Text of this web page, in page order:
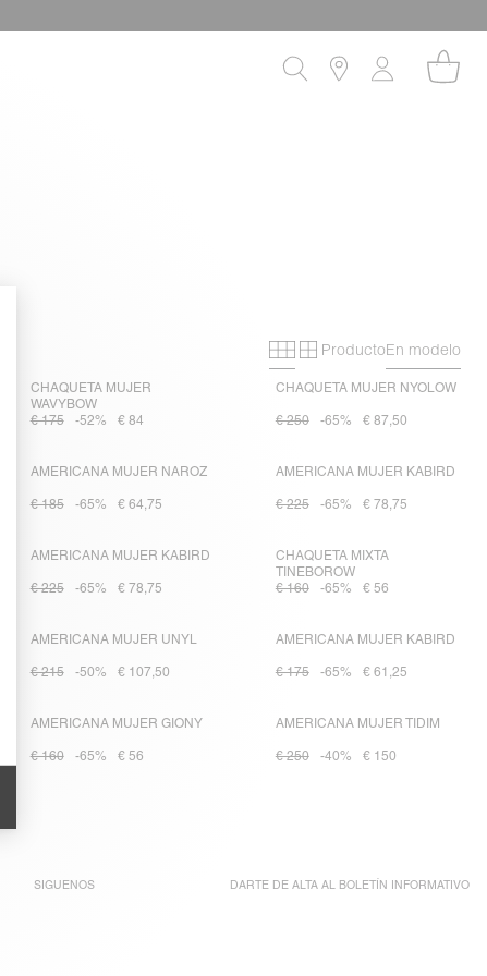
Primary grid
Secondary grid
ProductoEn modelo
CHAQUETA MUJER
WAVYBOW
€ 175
-52% € 84
CHAQUETA MUJER NYOLOW
€ 250 -65% € 87,50
AMERICANA MUJER NAROZ
€ 185 -65% € 64,75
AMERICANA MUJER KABIRD
€ 225 -65% € 78,75
AMERICANA MUJER KABIRD
€ 225 -65% € 78,75
CHAQUETA MIXTA
TINEBOROW
€ 160
-65% € 56
AMERICANA MUJER UNYL
€ 215 -50% € 107,50
AMERICANA MUJER KABIRD
€ 175 -65% € 61,25
AMERICANA MUJER GIONY
€ 160 -65% € 56
AMERICANA MUJER TIDIM
€ 250 -40% € 150
SIGUENOS DARTE DE ALTA AL BOLETÍN INFORMATIVO